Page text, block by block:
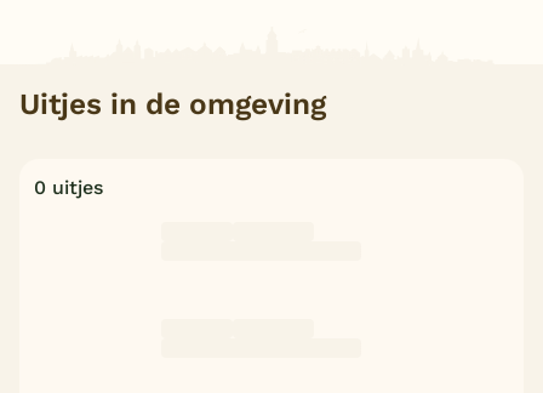
Uitjes in de omgeving
0 uitjes